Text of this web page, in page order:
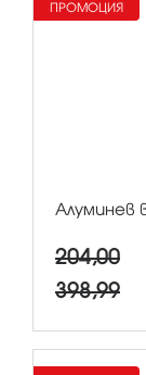
Алуминев
204,00
398,99
ПРОМОЦИЯ